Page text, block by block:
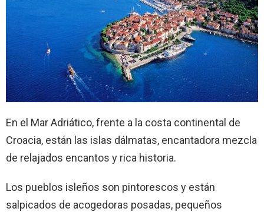
En el Mar Adriático, frente a la costa continental de
Croacia, están las islas dálmatas, encantadora mezcla
de relajados encantos y rica historia.
Los pueblos isleños son pintorescos y están
salpicados de acogedoras posadas, pequeños